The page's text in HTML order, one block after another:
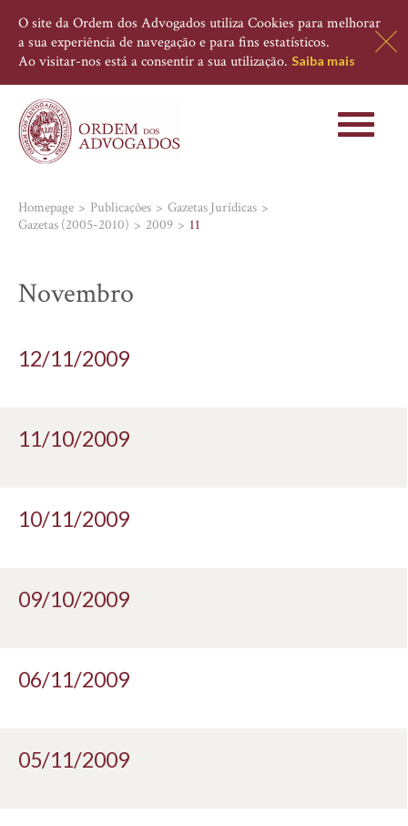
O site da Ordem dos Advogados utiliza Cookies para melhorar
a sua experiência de navegação e para fins estatísticos.
Ao visitar-nos está a consentir a sua utilização. Saiba mais
Toggle
Homepage Publicações
Gazetas Jurídicas
Gazetas (2005-2010)
2009 11
Novembro
12/11/2009
11/10/2009
10/11/2009
09/10/2009
06/11/2009
05/11/2009